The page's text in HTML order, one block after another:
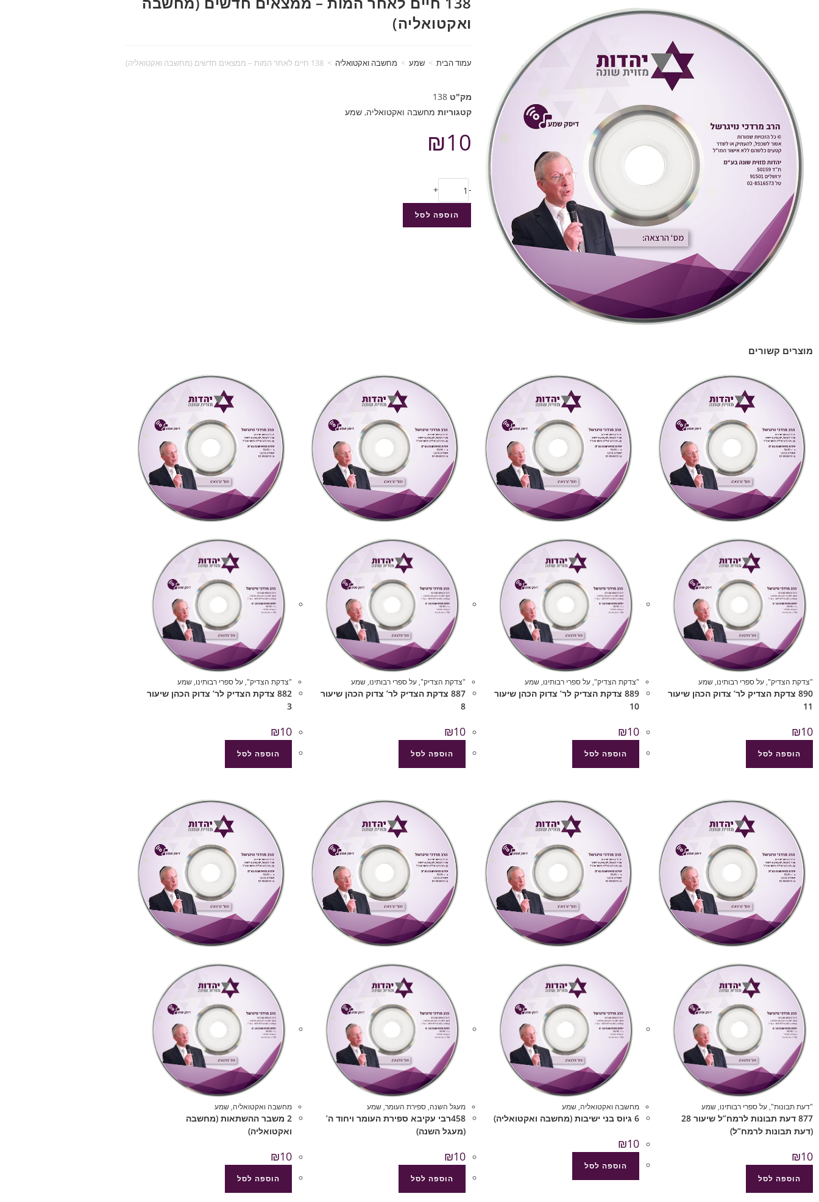
ואקטואליה)
עמוד הבית > שמע > מחשבה ואקטואליה > 138 חיים לאחר המות – ממצאים חדשים (מחשבה ואקטואליה)
מק"ט 138
קטגוריות מחשבה ואקטואליה, שמע
₪10
-
+
הוספה לסל
מוצרים קשורים
"צדקת הצדיק", על ספרי רבותינו, שמע
890 צדקת הצדיק לר’ צדוק הכהן שיעור
11
₪10
הוספה לסל
"צדקת הצדיק", על ספרי רבותינו, שמע
889 צדקת הצדיק לר’ צדוק הכהן שיעור
10
₪10
הוספה לסל
"צדקת הצדיק", על ספרי רבותינו, שמע
887 צדקת הצדיק לר’ צדוק הכהן שיעור
8
₪10
הוספה לסל
"צדקת הצדיק", על ספרי רבותינו, שמע
882 צדקת הצדיק לר’ צדוק הכהן שיעור
3
₪10
הוספה לסל
"דעת תבונות", על ספרי רבותינו, שמע
877 דעת תבונות לרמח”ל שיעור 28
(דעת תבונות לרמח”ל)
₪10
הוספה לסל
מחשבה ואקטואליה, שמע
6 גיוס בני ישיבות (מחשבה ואקטואליה)
₪10
הוספה לסל
מעגל השנה, ספירת העומר, שמע
458רבי עקיבא ספירת העומר ויחוד ה’
(מעגל השנה)
₪10
הוספה לסל
מחשבה ואקטואליה, שמע
2 משבר ההשתאות (מחשבה
ואקטואליה)
₪10
הוספה לסל